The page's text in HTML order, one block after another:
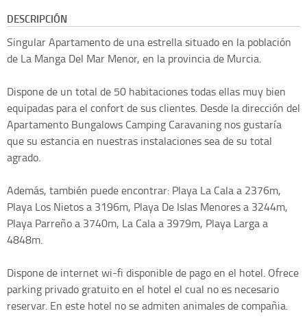
DESCRIPCIÓN
Singular Apartamento de una estrella situado en la población
de La Manga Del Mar Menor, en la provincia de Murcia.
Dispone de un total de 50 habitaciones todas ellas muy bien
equipadas para el confort de sus clientes. Desde la dirección del
Apartamento Bungalows Camping Caravaning nos gustaría
que su estancia en nuestras instalaciones sea de su total
agrado.
Además, también puede encontrar: Playa La Cala a 2376m,
Playa Los Nietos a 3196m, Playa De Islas Menores a 3244m,
Playa Parreño a 3740m, La Cala a 3979m, Playa Larga a
4848m.
Dispone de internet wi-fi disponible de pago en el hotel. Ofrece
parking privado gratuito en el hotel el cual no es necesario
reservar. En este hotel no se admiten animales de compañia.